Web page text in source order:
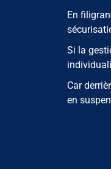
En
Si la
Car
en